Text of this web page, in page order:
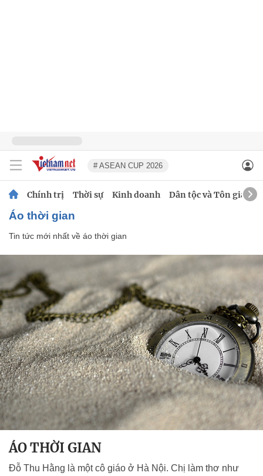
# ASEAN CUP 2026
Chính trị Thời sự Kinh doanh Dân tộc và Tôn giáo
áo thời gian
Tin tức mới nhất về áo thời gian
ÁO THỜI GIAN
Đỗ Thu Hằng là một cô giáo ở Hà Nội. Chị làm thơ như